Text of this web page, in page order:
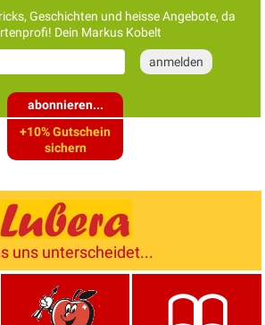
Geschichten und heisse Angebote, da
Dein Markus Kobelt
abonnieren...
+10% Gutschein
sichern
uns unterscheidet...